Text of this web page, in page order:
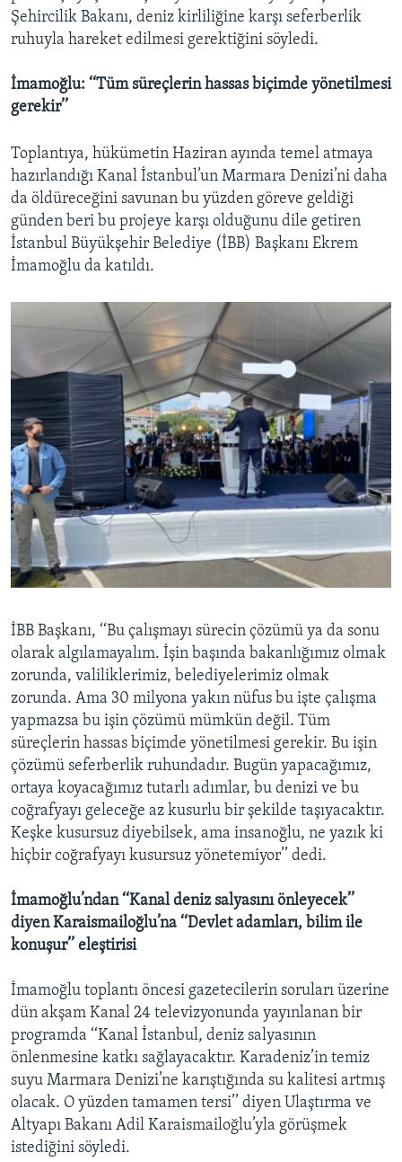
Şehircilik Bakanı, deniz kirliliğine karşı seferberlik
ruhuyla hareket edilmesi gerektiğini söyledi.
İmamoğlu: ‘‘Tüm süreçlerin hassas biçimde yönetilmesi
gerekir’’
Toplantıya, hükümetin Haziran ayında temel atmaya
hazırlandığı Kanal İstanbul’un Marmara Denizi’ni daha
da öldüreceğini savunan bu yüzden göreve geldiği
günden beri bu projeye karşı olduğunu dile getiren
İstanbul Büyükşehir Belediye (İBB) Başkanı Ekrem
İmamoğlu da katıldı.
İBB Başkanı, ‘‘Bu çalışmayı sürecin çözümü ya da sonu
olarak algılamayalım. İşin başında bakanlığımız olmak
zorunda, valiliklerimiz, belediyelerimiz olmak
zorunda. Ama 30 milyona yakın nüfus bu işte çalışma
yapmazsa bu işin çözümü mümkün değil. Tüm
süreçlerin hassas biçimde yönetilmesi gerekir. Bu işin
çözümü seferberlik ruhundadır. Bugün yapacağımız,
ortaya koyacağımız tutarlı adımlar, bu denizi ve bu
coğrafyayı geleceğe az kusurlu bir şekilde taşıyacaktır.
Keşke kusursuz diyebilsek, ama insanoğlu, ne yazık ki
hiçbir coğrafyayı kusursuz yönetemiyor’’ dedi.
İmamoğlu’ndan ‘‘Kanal deniz salyasını önleyecek’’
diyen Karaismailoğlu’na ‘‘Devlet adamları, bilim ile
konuşur’’ eleştirisi
İmamoğlu toplantı öncesi gazetecilerin soruları üzerine
dün akşam Kanal 24 televizyonunda yayınlanan bir
programda ‘‘Kanal İstanbul, deniz salyasının
önlenmesine katkı sağlayacaktır. Karadeniz’in temiz
suyu Marmara Denizi’ne karıştığında su kalitesi artmış
olacak. O yüzden tamamen tersi’’ diyen Ulaştırma ve
Altyapı Bakanı Adil Karaismailoğlu’yla görüşmek
istediğini söyledi.